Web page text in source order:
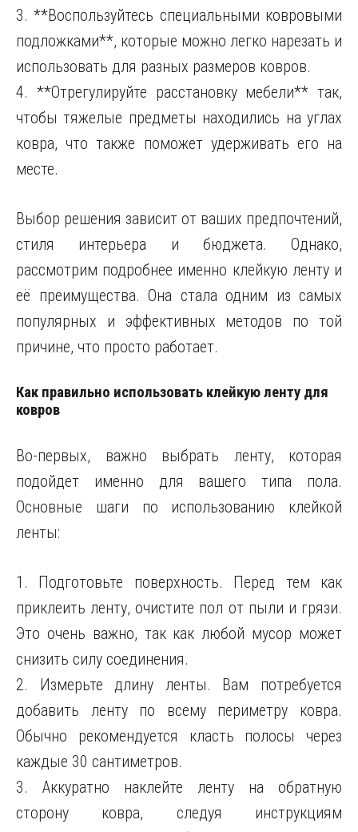
3. **Воспользуйтесь специальными ковровыми
подложками**, которые можно легко нарезать и
использовать для разных размеров ковров.
4. **Отрегулируйте расстановку мебели** так,
чтобы тяжелые предметы находились на углах
ковра, что также поможет удерживать его на
месте.
Выбор решения зависит от ваших предпочтений,
стиля интерьера и бюджета. Однако,
рассмотрим подробнее именно клейкую ленту и
её преимущества. Она стала одним из самых
популярных и эффективных методов по той
причине, что просто работает.
Как правильно использовать клейкую ленту для
ковров
Во-первых, важно выбрать ленту, которая
подойдет именно для вашего типа пола.
Основные шаги по использованию клейкой
ленты:
1. Подготовьте поверхность. Перед тем как
приклеить ленту, очистите пол от пыли и грязи.
Это очень важно, так как любой мусор может
снизить силу соединения.
2. Измерьте длину ленты. Вам потребуется
добавить ленту по всему периметру ковра.
Обычно рекомендуется класть полосы через
каждые 30 сантиметров.
3. Аккуратно наклейте ленту на обратную
сторону ковра, следуя инструкциям